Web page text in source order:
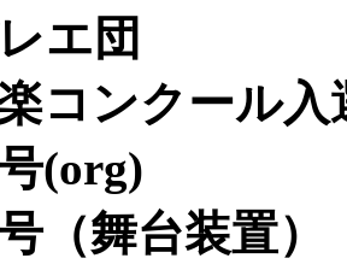
エ団
コンクール
(org)
（舞台装置）